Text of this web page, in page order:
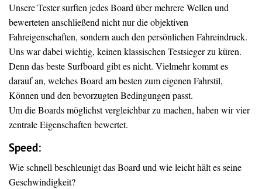
Unsere Tester surften jedes Board über mehrere Wellen und
bewerteten anschließend nicht nur die objektiven
Fahreigenschaften, sondern auch den persönlichen Fahreindruck.
Uns war dabei wichtig, keinen klassischen Testsieger zu küren.
Denn das beste Surfboard gibt es nicht. Vielmehr kommt es
darauf an, welches Board am besten zum eigenen Fahrstil,
Können und den bevorzugten Bedingungen passt.
Um die Boards möglichst vergleichbar zu machen, haben wir vier
zentrale Eigenschaften bewertet.
Speed:
Wie schnell beschleunigt das Board und wie leicht hält es seine
Geschwindigkeit?